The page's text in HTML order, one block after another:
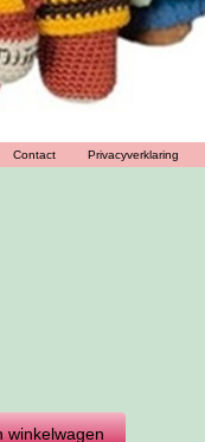
Contact Privacyverklaring